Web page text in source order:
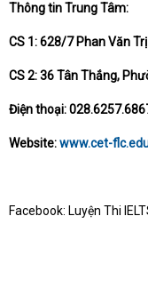
Thông tin Trung Tâm:
CS 1: 628/7 Phan Văn
CS 2: 36 Tân Thắng,
Điện thoại:
Website:www.cet-
Facebook: Luyện Thi